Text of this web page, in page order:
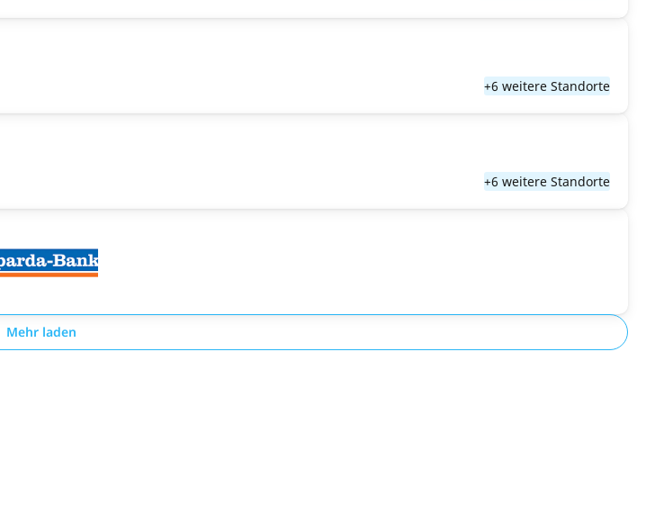
+6 weitere Standorte
+6 weitere Standorte
Mehr laden